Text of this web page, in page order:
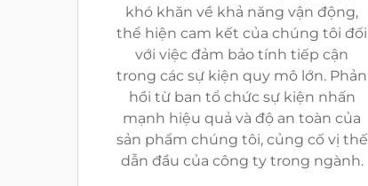
khó khăn về khả năng vận động,
thể hiện cam kết của chúng tôi đối
với việc đảm bảo tính tiếp cận
trong các sự kiện quy mô lớn. Phản
hồi từ ban tổ chức sự kiện nhấn
mạnh hiệu quả và độ an toàn của
sản phẩm chúng tôi, củng cố vị thế
dẫn đầu của công ty trong ngành.